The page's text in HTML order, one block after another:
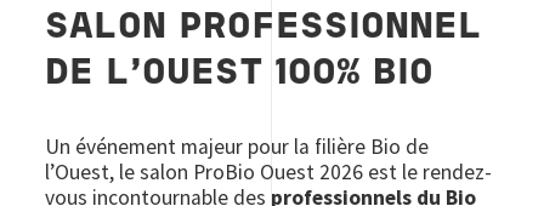
SALON PROFESSIONNEL
DE L’OUEST 100% BIO
Un événement majeur pour la filière Bio de
l’Ouest, le salon ProBio Ouest 2026 est le rendez-
vous incontournable des professionnels du Bio